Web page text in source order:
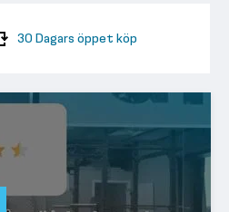
30 Dagars öppet köp